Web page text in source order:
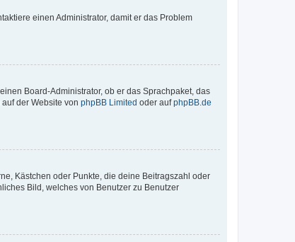
einen Administrator, damit er das Problem
Board-Administrator, ob er das Sprachpaket, das
der Website von phpBB Limited oder aufphpBB.de
Kästchen oder Punkte, die deine Beitragszahl oder
Bild, welches von Benutzer zu Benutzer